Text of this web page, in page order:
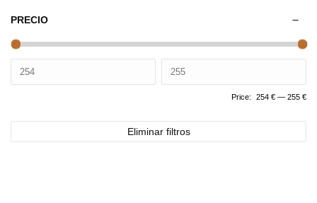
PRECIO
Price: 254 € — 255 €
Eliminar filtros